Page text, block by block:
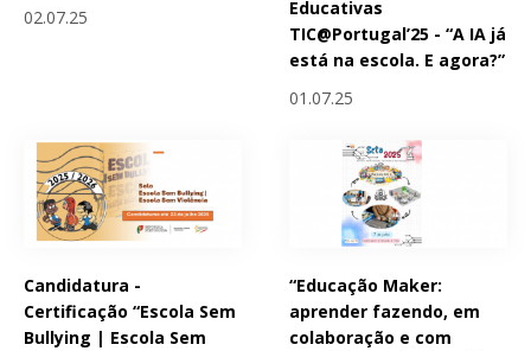
02.07.25
Educativas
TIC@Portugal’25 - “A IA já
está na escola. E agora?”
01.07.25
Candidatura -
Certificação “Escola Sem
Bullying | Escola Sem
“Educação Maker:
aprender fazendo, em
colaboração e com